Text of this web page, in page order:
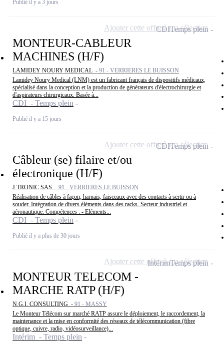
Publié il y a 3 jours
MONTEUR-CABLEUR
MACHINES (H/F)
LAMIDEY NOURY MEDICAL - 91 - VERRIERES LE BUISSON
Lamidey Noury Medical (LNM) est un fabricant français de dispositifs médicaux,
spécialisé dans la conception et la production de générateurs d'électrochirurgie et
d'aspirateurs chirurgicaux. Basée à...
CDI - Temps plein
Publié il y a 15 jours
CDITemps plein
Ajouter cette offre à ma sélection
Câbleur (se) filaire et/ou
électronique (H/F)
J.TRONIC SAS - 91 - VERRIERES LE BUISSON
Réalisation de câbles à façon, harnais, faisceaux avec des contacts à sertir ou à
souder. Intégration de divers éléments dans des racks. Secteur industriel et
aéronautique. Compétences : - Eléments...
CDI - Temps plein
Publié il y a plus de 30 jours
CDITemps plein
Ajouter cette offre à ma sélection
MONTEUR TELECOM -
MARCHE RATP (H/F)
N.G.I. CONSULTING - 91 - MASSY
Le Monteur Télécom sur marché RATP assure le déploiement, le raccordement, la
maintenance et la mise en conformité des réseaux de télécommunication (fibre
optique, cuivre, radio, vidéosurveillance)...
Intérim - Temps plein
IntérimTemps plein
Ajouter cette offre à ma sélection